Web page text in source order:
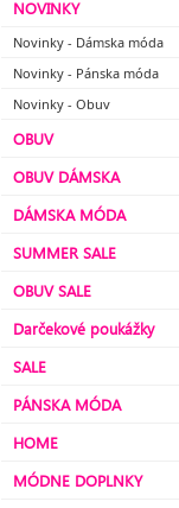
NOVINKY
Novinky - Dámska móda
Novinky - Pánska móda
Novinky - Obuv
OBUV
OBUV DÁMSKA
DÁMSKA MÓDA
SUMMER SALE
OBUV SALE
Darčekové poukážky
SALE
PÁNSKA MÓDA
HOME
MÓDNE DOPLNKY